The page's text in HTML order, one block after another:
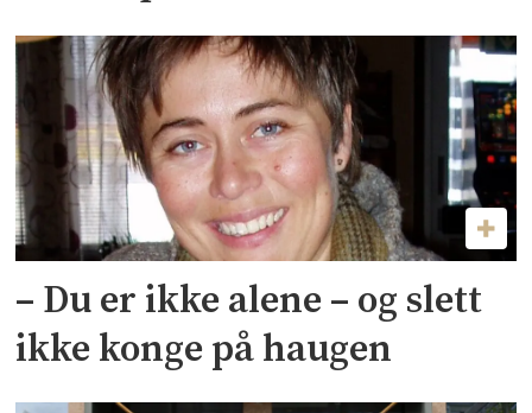
– Du er ikke alene – og slett
ikke konge på haugen